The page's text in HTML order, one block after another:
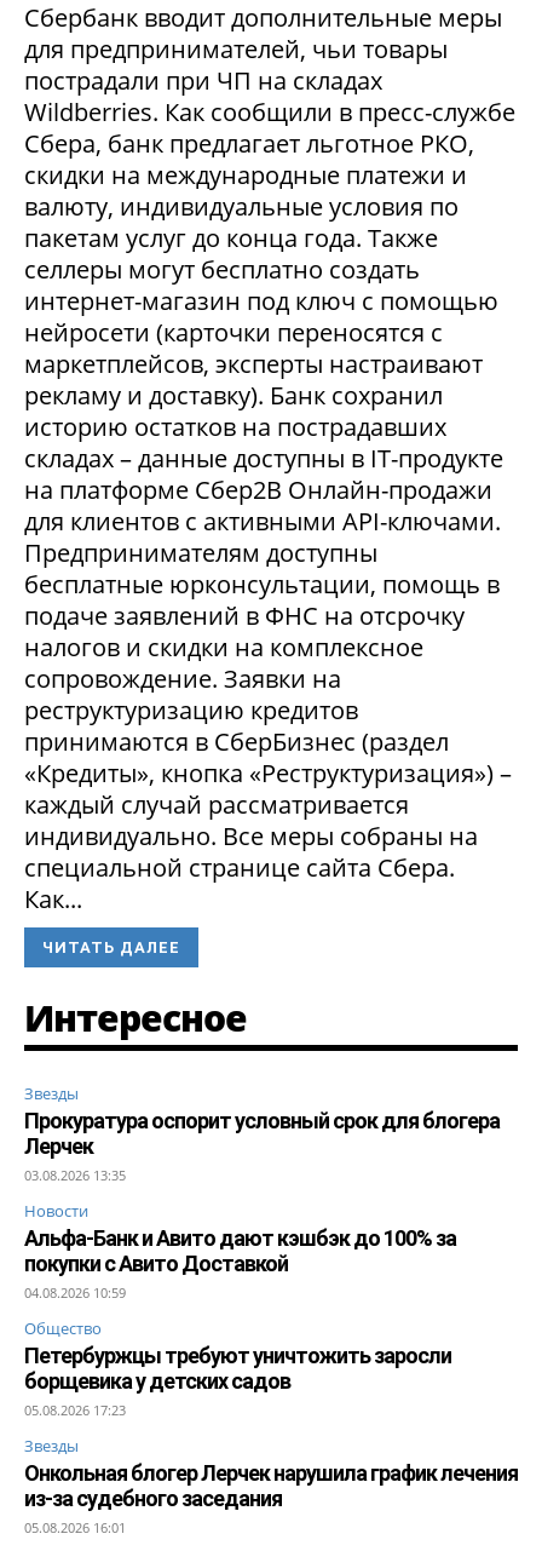
Сбербанк вводит дополнительные меры
для предпринимателей, чьи товары
пострадали при ЧП на складах
Wildberries. Как сообщили в пресс-службе
Сбера, банк предлагает льготное РКО,
скидки на международные платежи и
валюту, индивидуальные условия по
пакетам услуг до конца года. Также
селлеры могут бесплатно создать
интернет-магазин под ключ с помощью
нейросети (карточки переносятся с
маркетплейсов, эксперты настраивают
рекламу и доставку). Банк сохранил
историю остатков на пострадавших
складах – данные доступны в IT-продукте
на платформе Сбер2В Онлайн-продажи
для клиентов с активными API-ключами.
Предпринимателям доступны
бесплатные юрконсультации, помощь в
подаче заявлений в ФНС на отсрочку
налогов и скидки на комплексное
сопровождение. Заявки на
реструктуризацию кредитов
принимаются в СберБизнес (раздел
«Кредиты», кнопка «Реструктуризация») –
каждый случай рассматривается
индивидуально. Все меры собраны на
специальной странице сайта Сбера.
Как...
ЧИТАТЬ ДАЛЕЕ
Интересное
Звезды
Прокуратура оспорит условный срок для блогера
Лерчек
03.08.2026 13:35
Новости
Альфа-Банк и Авито дают кэшбэк до 100% за
покупки с Авито Доставкой
04.08.2026 10:59
Общество
Петербуржцы требуют уничтожить заросли
борщевика у детских садов
05.08.2026 17:23
Звезды
Онкольная блогер Лерчек нарушила график лечения
из-за судебного заседания
05.08.2026 16:01